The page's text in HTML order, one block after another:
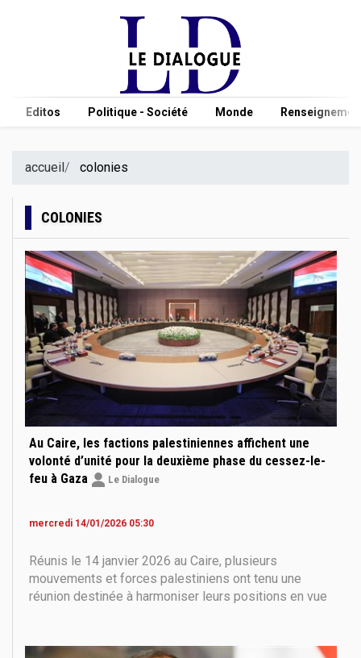
Editos Politique - Société Monde
accueil colonies
COLONIES
Au Caire, les factions palestiniennes affichent une
volonté d’unité pour la deuxième phase du cessez-le-
feu à Gaza
Le Dialogue
mercredi 14/01/2026 05:30
Réunis le 14 janvier 2026 au Caire, plusieurs
mouvements et forces palestiniens ont tenu une
réunion destinée à harmoniser leurs positions en vue
s’est déroulée à l’invitation de la République arabe